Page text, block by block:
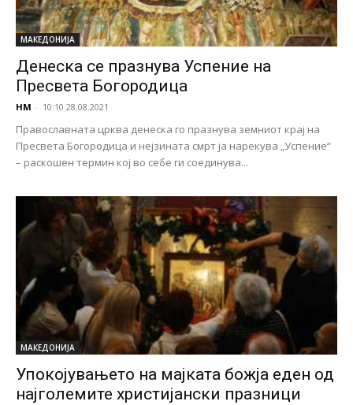
МАКЕДОНИЈА
Денеска се празнува Успение на
Пресвета Богородица
НМ - 10:10 28.08.2021
Православната црква денеска го празнува земниот крај на
Пресвета Богородица и нејзината смрт ја нарекува „Успение“
– раскошен термин кој во себе ги соединува...
МАКЕДОНИЈА
Упокојувањето на мајката божја еден од
најголемите христијански празници